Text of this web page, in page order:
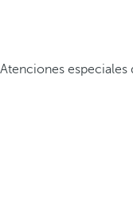
Atenciones especiales